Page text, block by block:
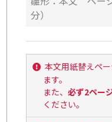
分）
本文用紙替えペ
ます。
また、必ず2ペー
ください。